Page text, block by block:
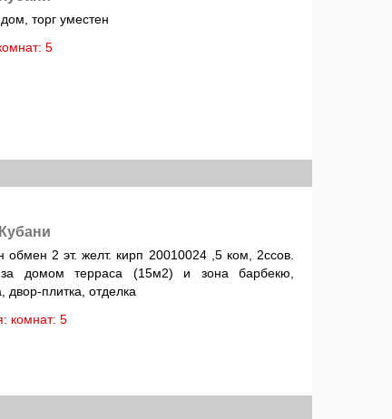
торг уместен
5
2 эт. желт. кирп 20010024 ,5 ком, 2ссов.
за домом терраса (15м2) и зона барбекю,
плитка, отделка
комнат: 5